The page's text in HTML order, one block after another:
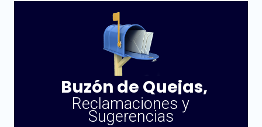
Buzón de Quejas,
Reclamaciones y
Sugerencias